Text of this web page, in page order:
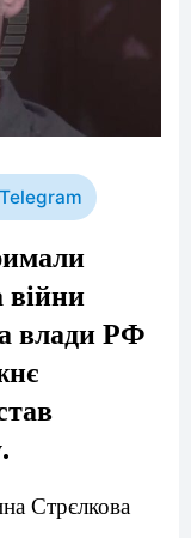
влади РФ
Стрєлкова